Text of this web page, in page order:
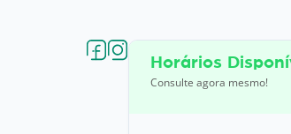
Horários
Consulte agora mesmo!